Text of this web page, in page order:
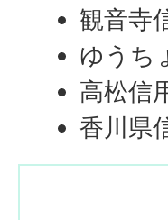
観音寺
ゆうち
高松信
香川県